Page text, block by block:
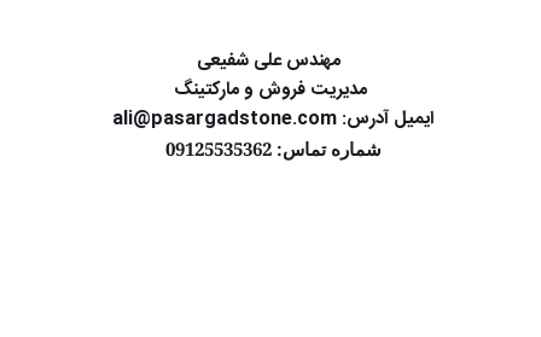
مهندس علی شفیعی
ایمیل آدرس: ali@pasargadstone.com
شماره تماس: 09125535362